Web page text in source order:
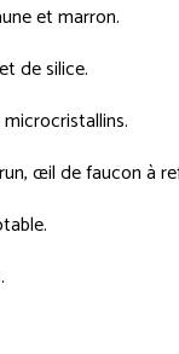
et marron.
de silice.
œil de faucon à